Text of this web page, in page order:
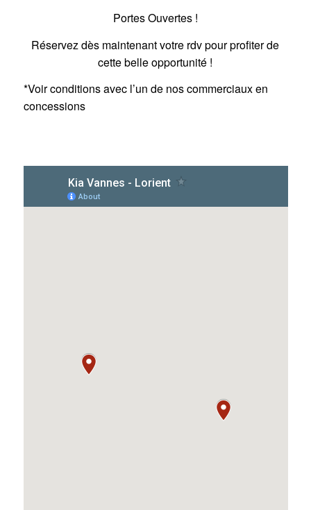
Portes Ouvertes !
Réservez dès maintenant votre rdv pour profiter de
cette belle opportunité !
*Voir conditions avec l’un de nos commerciaux en
concessions